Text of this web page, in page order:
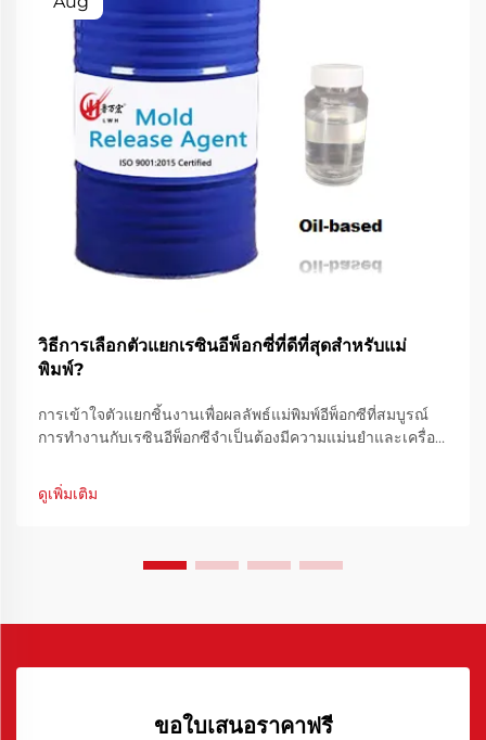
วิธีการเลือกตัวแยกเรซินอีพ็อกซี่ที่ดีที่สุดสำหรับแม่
พิมพ์?
การเข้าใจตัวแยกชิ้นงานเพื่อผลลัพธ์แม่พิมพ์อีพ็อกซีที่สมบูรณ์
การทำงานกับเรซินอีพ็อกซีจำเป็นต้องมีความแม่นยำและเครื่อง
สำคัญเหล่านี้ ตัวแยกชิ้นงานสำหรับเรซินอีพ็อกซีมีบทบาท
สำคัญในการช่วยให้คุณสามารถทำ...
ดูเพิ่มเติม
ขอใบเสนอราคาฟรี